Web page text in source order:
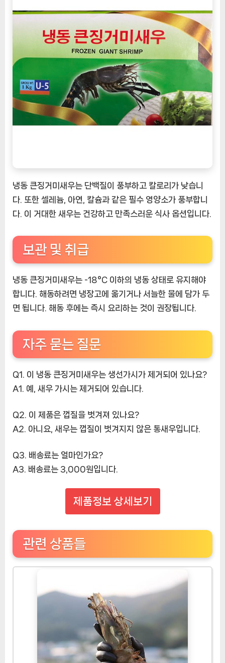
냉동 큰징거미새우는 단백질이 풍부하고 칼로리가 낮습니
다. 또한 셀레늄, 아연, 칼슘과 같은 필수 영양소가 풍부합니
다. 이 거대한 새우는 건강하고 만족스러운 식사 옵션입니다.
보관 및 취급
냉동 큰징거미새우는 -18°C 이하의 냉동 상태로 유지해야
합니다. 해동하려면 냉장고에 옮기거나 서늘한 물에 담가 두
면 됩니다. 해동 후에는 즉시 요리하는 것이 권장됩니다.
자주 묻는 질문
Q1. 이 냉동 큰징거미새우는 생선가시가 제거되어 있나요?
A1. 예, 새우 가시는 제거되어 있습니다.
Q2. 이 제품은 껍질을 벗겨져 있나요?
A2. 아니요, 새우는 껍질이 벗겨지지 않은 통새우입니다.
Q3. 배송료는 얼마인가요?
A3. 배송료는 3,000원입니다.
제품정보 상세보기
관련 상품들